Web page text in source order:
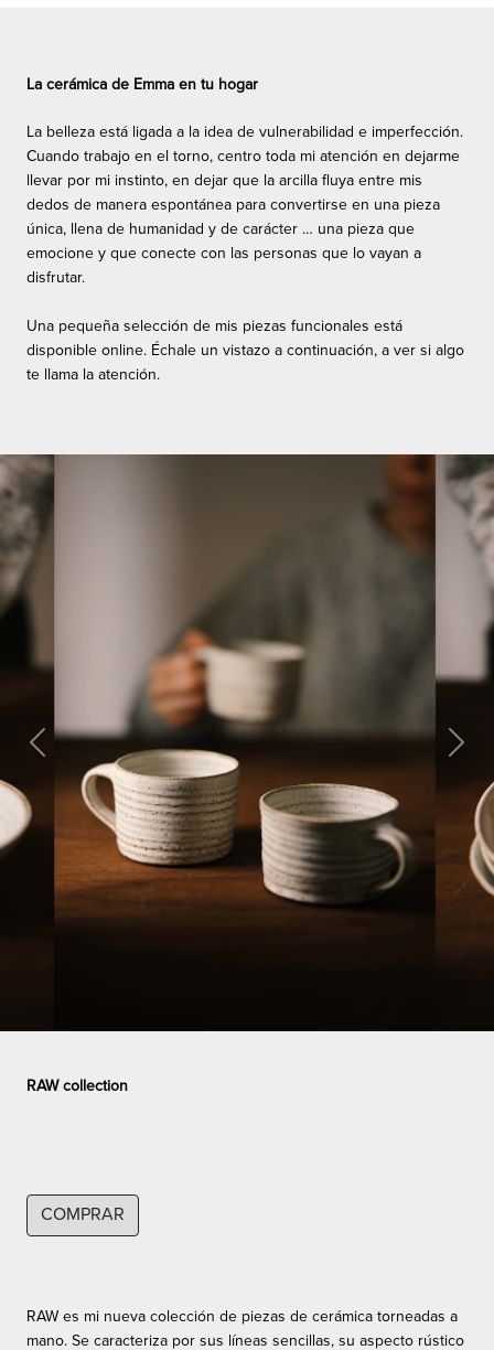
La cerámica de Emma en tu hogar
La belleza está ligada a la idea de vulnerabilidad e imperfección.
Cuando trabajo en el torno, centro toda mi atención en dejarme
llevar por mi instinto, en dejar que la arcilla fluya entre mis
dedos de manera espontánea para convertirse en una pieza
única, llena de humanidad y de carácter … una pieza que
emocione y que conecte con las personas que lo vayan a
disfrutar.
Una pequeña selección de mis piezas funcionales está
disponible online. Échale un vistazo a continuación, a ver si algo
te llama la atención.
Previous Next
RAW collection
COMPRAR
RAW es mi nueva colección de piezas de cerámica torneadas a
mano. Se caracteriza por sus líneas sencillas, su aspecto rústico